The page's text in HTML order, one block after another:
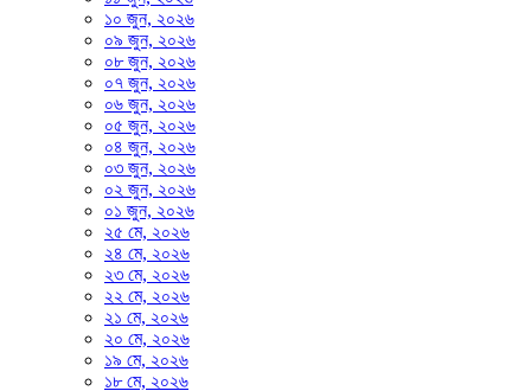
১০ জুন, ২০২৬
০৯ জুন, ২০২৬
০৮ জুন, ২০২৬
০৭ জুন, ২০২৬
০৬ জুন, ২০২৬
০৫ জুন, ২০২৬
০৪ জুন, ২০২৬
০৩ জুন, ২০২৬
০২ জুন, ২০২৬
০১ জুন, ২০২৬
২৫ মে, ২০২৬
২৪ মে, ২০২৬
২৩ মে, ২০২৬
২২ মে, ২০২৬
২১ মে, ২০২৬
২০ মে, ২০২৬
১৯ মে, ২০২৬
১৮ মে, ২০২৬